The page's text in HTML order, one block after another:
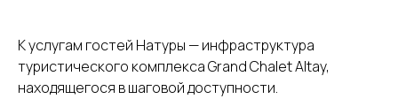
К услугам гостей Натуры — инфраструктура
туристического комплекса Grand Chalet Altay,
находящегося в шаговой доступности.